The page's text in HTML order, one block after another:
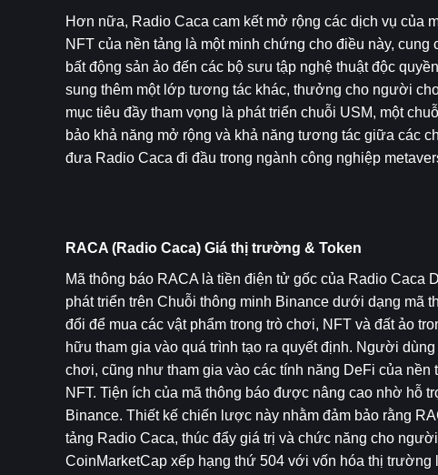
Hơn nữa, Radio Caca cam kết mở rộng các dịch vụ của
NFT của nền tảng là một minh chứng cho điều này,
bất động sản ảo đến các bộ sưu tập nghệ thuật độc
sung thêm một lớp tương tác khác, thưởng cho người
mục tiêu đầy tham vọng là phát triển chuỗi USM, một
bảo khả năng mở rộng và khả năng tương tác giữa các
đưa Radio Caca đi đầu trong ngành công nghiệp
RACA (Radio Caca) Giá thị trường & Token
Mã thông báo RACA là tiền điện tử gốc của Radio
phát triển trên Chuỗi thông minh Binance dưới dạng mã
đổi để mua các vật phẩm trong trò chơi, NFT và đất ảo
hữu tham gia vào quá trình tạo ra quyết định. Người
chơi, cũng như tham gia vào các tính năng DeFi của
NFT. Tiện ích của mã thông báo được nâng cao nhờ hỗ
Binance. Thiết kế chiến lược này nhằm đảm bảo rằng
tảng Radio Caca, thúc đẩy giá trị và chức năng cho
CoinMarketCap xếp hạng thứ 504 với vốn hóa thị